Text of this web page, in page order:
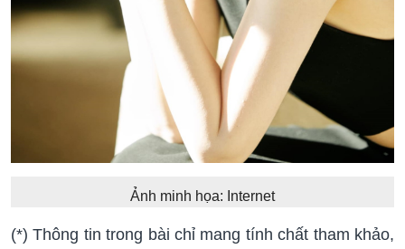
Ảnh minh họa: Internet
(*) Thông tin trong bài chỉ mang tính chất tham khảo,